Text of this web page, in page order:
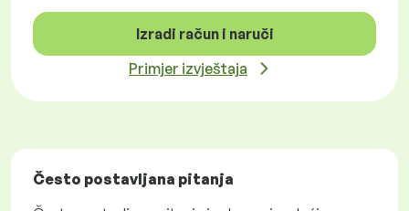
Izradi račun i naruči
Primjer izvještaja
Često postavljana pitanja